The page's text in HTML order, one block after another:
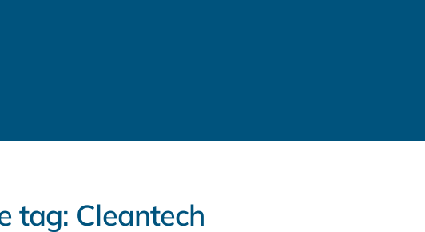
tag: Cleantech